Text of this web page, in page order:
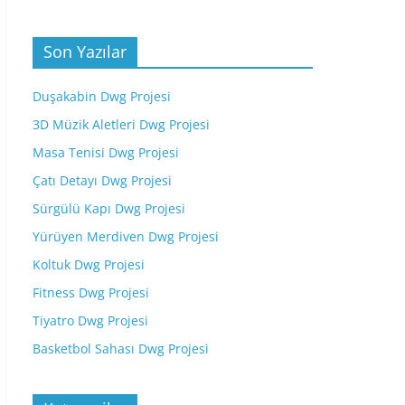
Son Yazılar
Duşakabin Dwg Projesi
3D Müzik Aletleri Dwg Projesi
Masa Tenisi Dwg Projesi
Çatı Detayı Dwg Projesi
Sürgülü Kapı Dwg Projesi
Yürüyen Merdiven Dwg Projesi
Koltuk Dwg Projesi
Fitness Dwg Projesi
Tiyatro Dwg Projesi
Basketbol Sahası Dwg Projesi